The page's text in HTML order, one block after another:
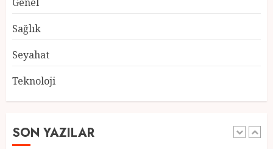
Sağlık
Seyahat
Teknoloji
SON YAZILAR
5
1
2025 En İyi Yaz Tatilleri